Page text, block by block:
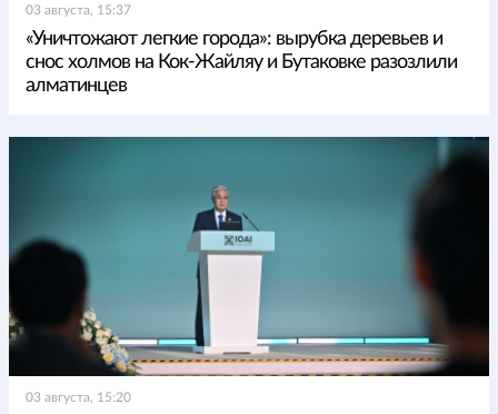
03 августа, 15:37
«Уничтожают легкие города»: вырубка деревьев и
снос холмов на Кок-Жайляу и Бутаковке разозлили
алматинцев
03 августа, 15:20